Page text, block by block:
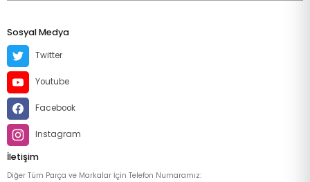
Sosyal Medya
Twitter
Youtube
Facebook
Instagram
İletişim
Diğer Tüm Parça ve Markalar İçin Telefon Numaramız: